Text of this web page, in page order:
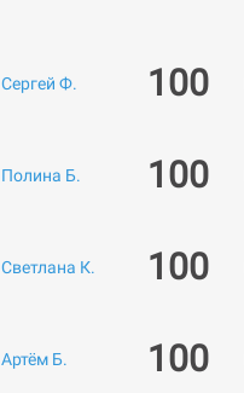
Сергей Ф. 100
Полина Б. 100
Светлана К. 100
Артём Б. 100